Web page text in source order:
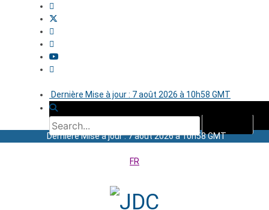
Dernière Mise à jour : 7 août 2026 à 10h58 GMT
Dernière Mise à jour : 7 août 2026 à 10h58 GMT
FR